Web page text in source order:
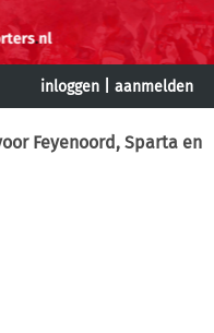
inloggen aanmelden
Feyenoord, Sparta en